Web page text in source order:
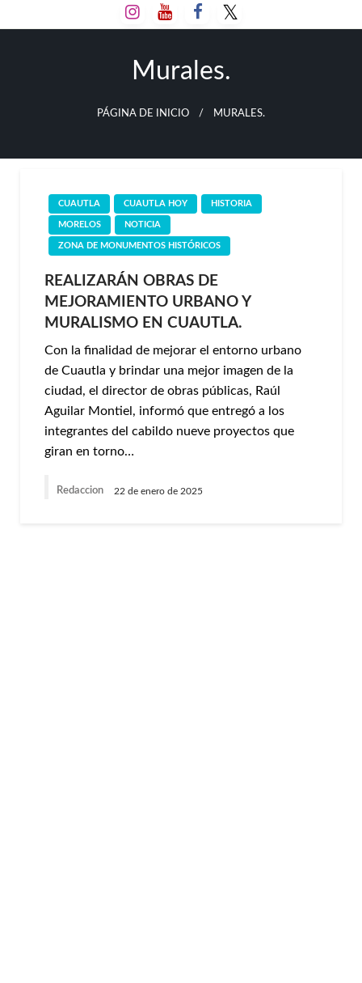
al
Murales.
PÁGINA DE INICIO MURALES.
CUAUTLA CUAUTLA HOY HISTORIA
MORELOS NOTICIA
ZONA DE MONUMENTOS HISTÓRICOS
REALIZARÁN OBRAS DE
MEJORAMIENTO URBANO Y
MURALISMO EN CUAUTLA.
Con la finalidad de mejorar el entorno urbano
de Cuautla y brindar una mejor imagen de la
ciudad, el director de obras públicas, Raúl
Aguilar Montiel, informó que entregó a los
integrantes del cabildo nueve proyectos que
giran en torno…
Redaccion 22 de enero de 2025